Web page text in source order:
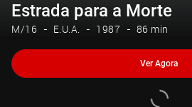
Estrada para a Morte
M/16 E.U.A. 1987 86 min
Ver Agora